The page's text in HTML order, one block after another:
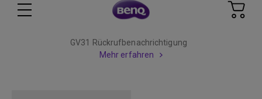
GV31 Rückrufbenachrichtigung
Mehr erfahren